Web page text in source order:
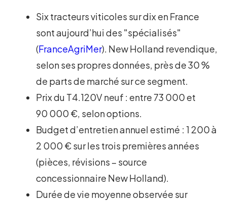
Six tracteurs viticoles sur dix en France
sont aujourd’hui des "spécialisés"
(FranceAgriMer). New Holland revendique,
selon ses propres données, près de 30 %
de parts de marché sur ce segment.
Prix du T4.120V neuf : entre 73 000 et
90 000 €, selon options.
Budget d’entretien annuel estimé : 1 200 à
2 000 € sur les trois premières années
(pièces, révisions – source
concessionnaire New Holland).
Durée de vie moyenne observée sur